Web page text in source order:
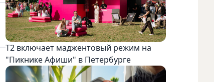
Т2 включает маджентовый режим на
"Пикнике Афиши" в Петербурге